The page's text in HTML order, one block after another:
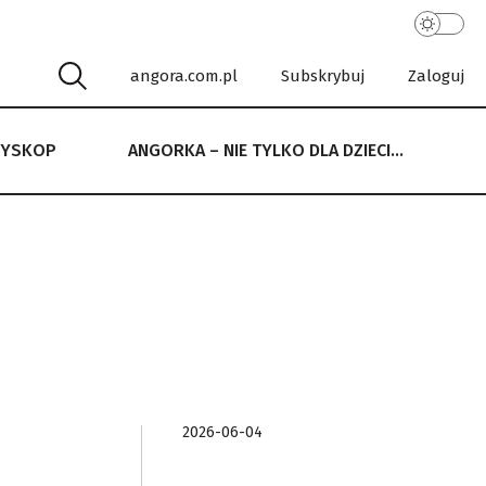
angora.com.pl Subskrybuj Zaloguj
ANGORKA – NIE TYLKO DLA DZIECI…
NIE TYLKO DLA DZIECI…
2026-06-04